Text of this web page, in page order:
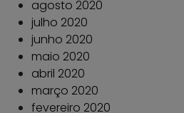
agosto 2020
julho 2020
junho 2020
maio 2020
abril 2020
março 2020
fevereiro 2020